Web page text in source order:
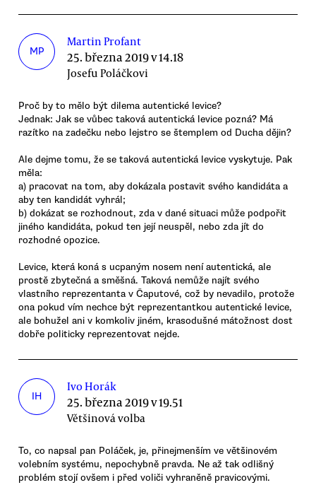
MP
Martin Profant
25. března 2019 v 14.18
Josefu Poláčkovi
Proč by to mělo být dilema autentické levice?
Jednak: Jak se vůbec taková autentická levice pozná? Má
razítko na zadečku nebo lejstro se štemplem od Ducha dějin?
Ale dejme tomu, že se taková autentická levice vyskytuje. Pak
měla:
a) pracovat na tom, aby dokázala postavit svého kandidáta a
aby ten kandidát vyhrál;
b) dokázat se rozhodnout, zda v dané situaci může podpořit
jiného kandidáta, pokud ten její neuspěl, nebo zda jít do
rozhodné opozice.
Levice, která koná s ucpaným nosem není autentická, ale
prostě zbytečná a směšná. Taková nemůže najít svého
vlastního reprezentanta v Čaputové, což by nevadilo, protože
ona pokud vím nechce být reprezentantkou autentické levice,
ale bohužel ani v komkoliv jiném, krasodušné mátožnost dost
dobře politicky reprezentovat nejde.
IH
Ivo Horák
25. března 2019 v 19.51
Většinová volba
To, co napsal pan Poláček, je, přinejmenším ve většinovém
volebním systému, nepochybně pravda. Ne až tak odlišný
problém stojí ovšem i před voliči vyhraněně pravicovými.